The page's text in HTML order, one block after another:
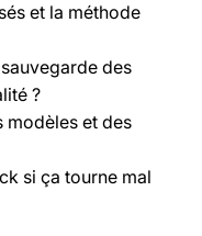
et la méthode
des
?
modèles et des
si ça tourne mal